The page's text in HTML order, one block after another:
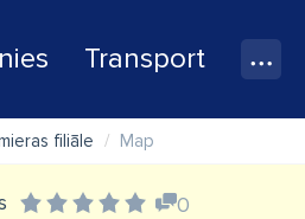
Transport
filiāle Map
0